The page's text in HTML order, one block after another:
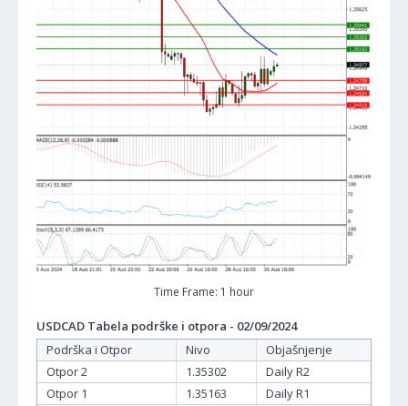
Time Frame: 1 hour
USDCAD Tabela podrške i otpora - 02/09/2024
Podrška i Otpor
Nivo
Objašnjenje
Otpor 2
1.35302
Daily R2
Otpor 1
1.35163
Daily R1